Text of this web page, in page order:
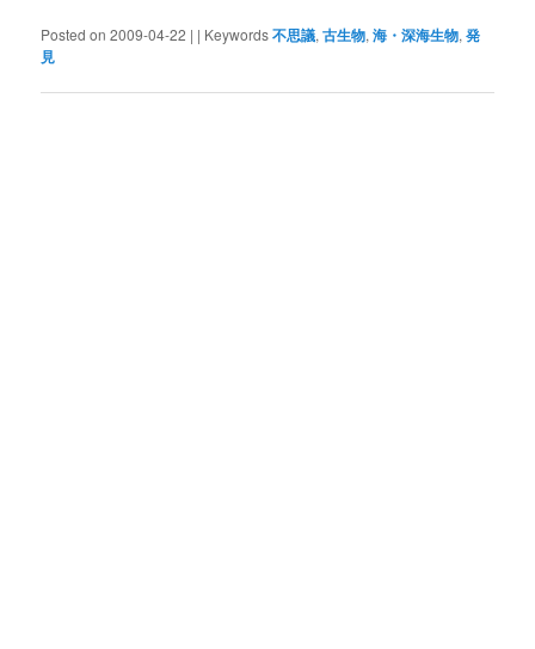
Posted on 2009-04-22 | | Keywords不思議,古生物,海・深海生物,発
見